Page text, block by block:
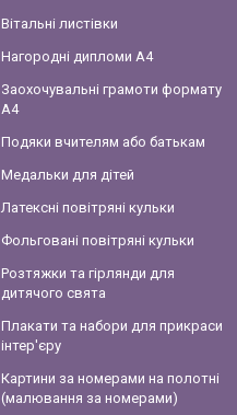
Вітальні листівки
Нагородні дипломи А4
Заохочувальні грамоти формату
А4
Подяки вчителям або батькам
Медальки для дітей
Латексні повітряні кульки
Фольговані повітряні кульки
Розтяжки та гірлянди для
дитячого свята
Плакати та набори для прикраси
інтер'єру
Картини за номерами на полотні
(малювання за номерами)